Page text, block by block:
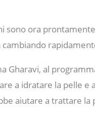
sono ora
cambiando
Gharavi, al
a idratare la pelle
aiutare a trattare la